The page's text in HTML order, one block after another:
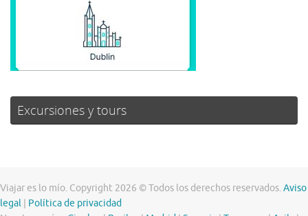
Excursiones y tours
Viajar es lo mío. Copyright 2026 © Todos los derechos reservados.Aviso
legal
Política de privacidad